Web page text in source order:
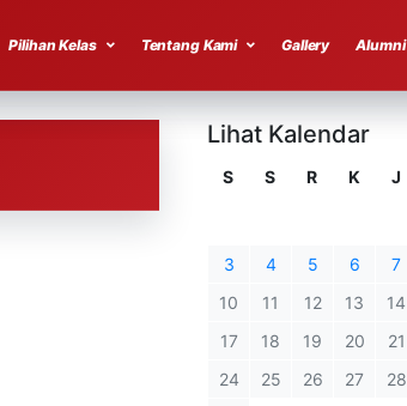
Pilihan Kelas Tentang Kami Gallery Alumni
Lihat Kalendar
S S R K J
3
4 5 6 7
10
11 12 13 14
17
18 19 20 21
24
25 26 27 28